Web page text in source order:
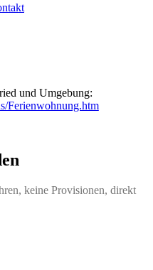
und Umgebung:
Ferienwohnung.htm
keine Provisionen, direkt